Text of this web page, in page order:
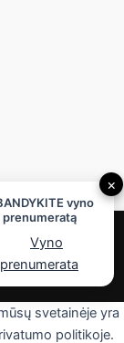
svetainėje yra
politikoje.
×
vyno
prenumeratą